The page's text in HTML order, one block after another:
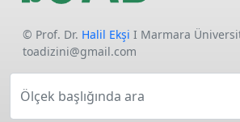
© Prof. Dr. Halil Ekşi I Marmara
toadizini@gmail.com
Ölçek başlığında ara